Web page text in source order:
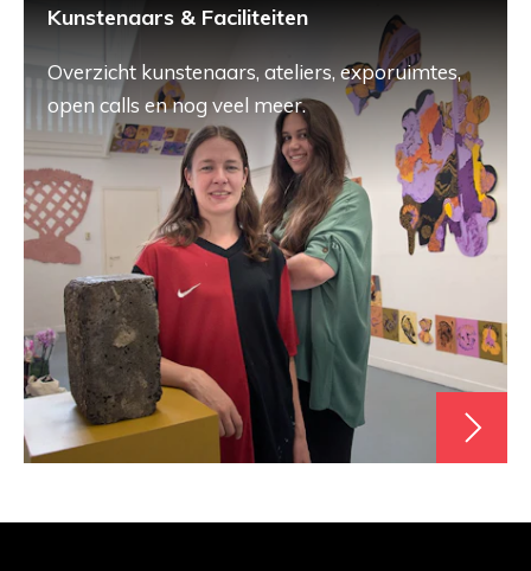
Kunstenaars & Faciliteiten
Overzicht kunstenaars, ateliers, exporuimtes,
open calls en nog veel meer.